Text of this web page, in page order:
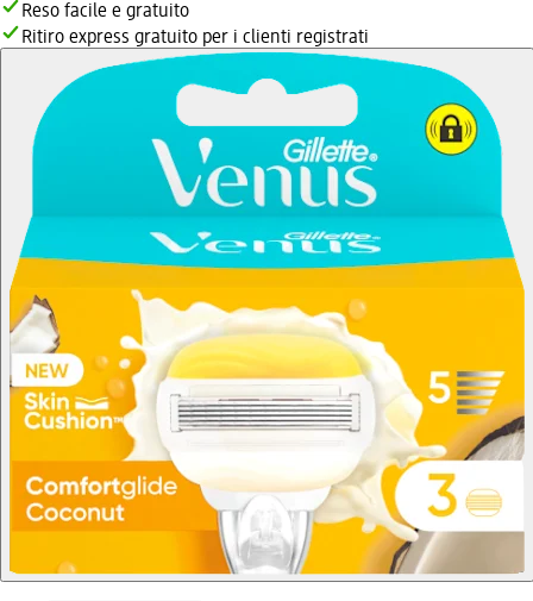
Reso facile e gratuito
Ritiro express gratuito per i clienti registrati